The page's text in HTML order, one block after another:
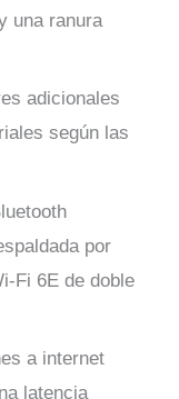
una ranura
adicionales
según las
por
Fi 6E de doble
a internet
latencia